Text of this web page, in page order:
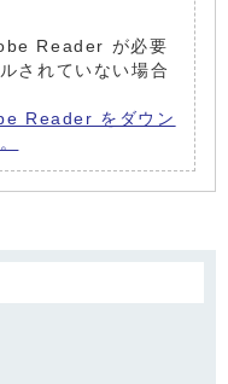
Reader が必要
されていない場合
Reader をダウン